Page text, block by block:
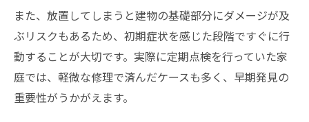
埋設管漏水調査費用を左右する要素とは
最新カメラ技術で特定精度を高める方法
水道局が用いる漏水調査の最新動向を紹介
水道局や専門業者選びで後悔しないために
地下 水漏れ調査の業者選定基準と注意点
また、放置してしまうと建物の基礎部分にダメージが及
ぶリスクもあるため、初期症状を感じた段階ですぐに行
動することが大切です。実際に定期点検を行っていた家
庭では、軽微な修理で済んだケースも多く、早期発見の
重要性がうかがえます。